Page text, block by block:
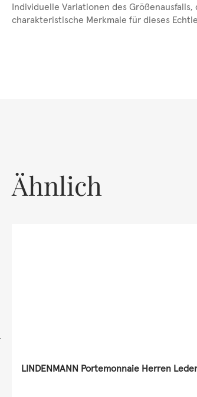
Individuelle Variationen des
charakteristische Merkmale für dieses
Ähnlich
LINDENMANN Portemonnaie Herren